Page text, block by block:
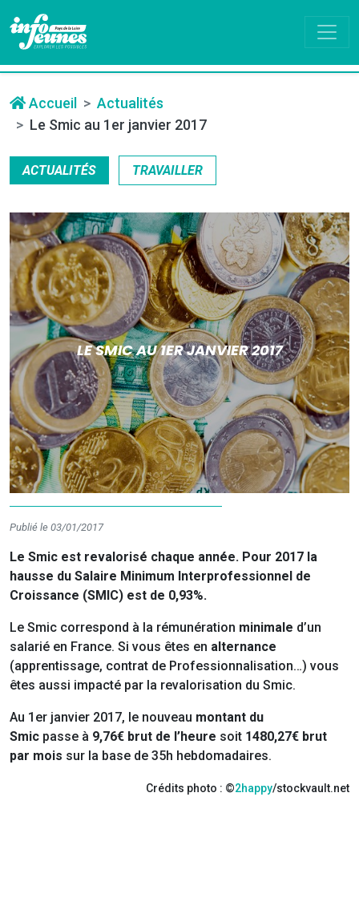
Accueil
Actualités
Le Smic au 1er janvier 2017
ACTUALITÉS TRAVAILLER
LE SMIC AU 1ER JANVIER 2017
Publié le 03/01/2017
Le Smic est revalorisé chaque année. Pour 2017 la
hausse du Salaire Minimum Interprofessionnel de
Croissance (SMIC) est de 0,93%.
Le Smic correspond à la rémunération minimale d’un
salarié en France. Si vous êtes en alternance
(apprentissage, contrat de Professionnalisation…) vous
êtes aussi impacté par la revalorisation du Smic.
Au 1er janvier 2017, le nouveau montant du
Smic passe à 9,76€ brut de l’heure soit 1480,27€ brut
par mois sur la base de 35h hebdomadaires.
Crédits photo : ©2happy/stockvault.net